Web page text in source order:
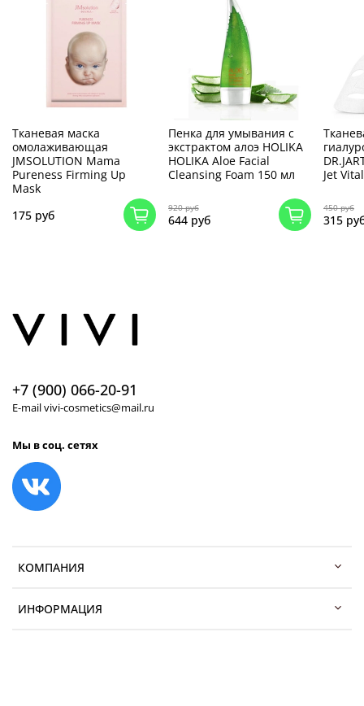
Тканевая маска
омолаживающая
JMSOLUTION Mama
Pureness Firming Up
Mask
175 руб
Пенка для умывания с
экстрактом алоэ HOLIKA
HOLIKA Aloe Facial
Cleansing Foam 150 мл
920 руб
644 руб
Jet
450 руб
315
КОМПАНИЯ
ИНФОРМАЦИЯ
+7 (900) 066-20-91
E-mail vivi-cosmetics@mail.ru
Мы в соц. сетях